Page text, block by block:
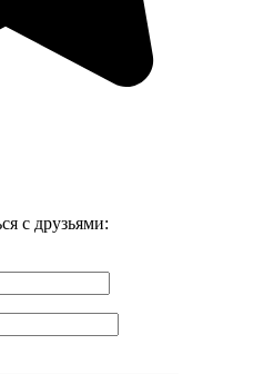
с друзьями: